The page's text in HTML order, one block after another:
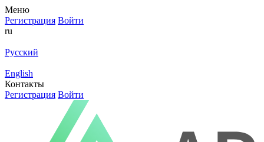
Меню
Регистрация Войти
ru
Русский
English
Контакты
Регистрация Войти